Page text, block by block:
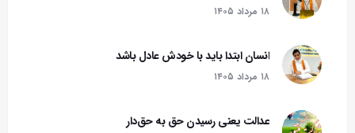
۱۸ مرداد ۱۴۰۵
انسان ابتدا باید با خودش عادل باشد
۱۸ مرداد ۱۴۰۵
عدالت یعنی رسیدن حق به حق‌دار